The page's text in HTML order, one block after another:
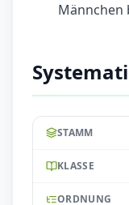
STAMM
KLASSE
ORDNUNG